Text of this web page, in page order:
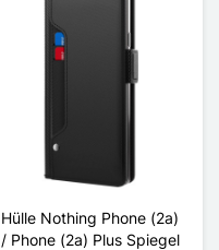
Hülle Nothing Phone (2a)
/ Phone (2a) Plus Spiegel